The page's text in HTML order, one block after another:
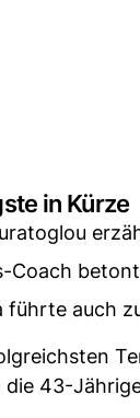
in Kürze
Coach
führte auch
die 43-